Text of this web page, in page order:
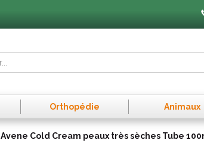
Orthopédie Animaux
Avene Cold Cream peaux très sèches Tube